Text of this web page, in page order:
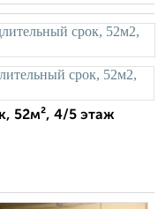
52м², 4/5 этаж